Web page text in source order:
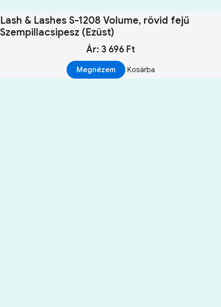
Lash & Lashes S-1208 Volume, rövid fejű
Szempillacsipesz (Ezüst)
Ár: 3 696 Ft
Megnézem Kosárba